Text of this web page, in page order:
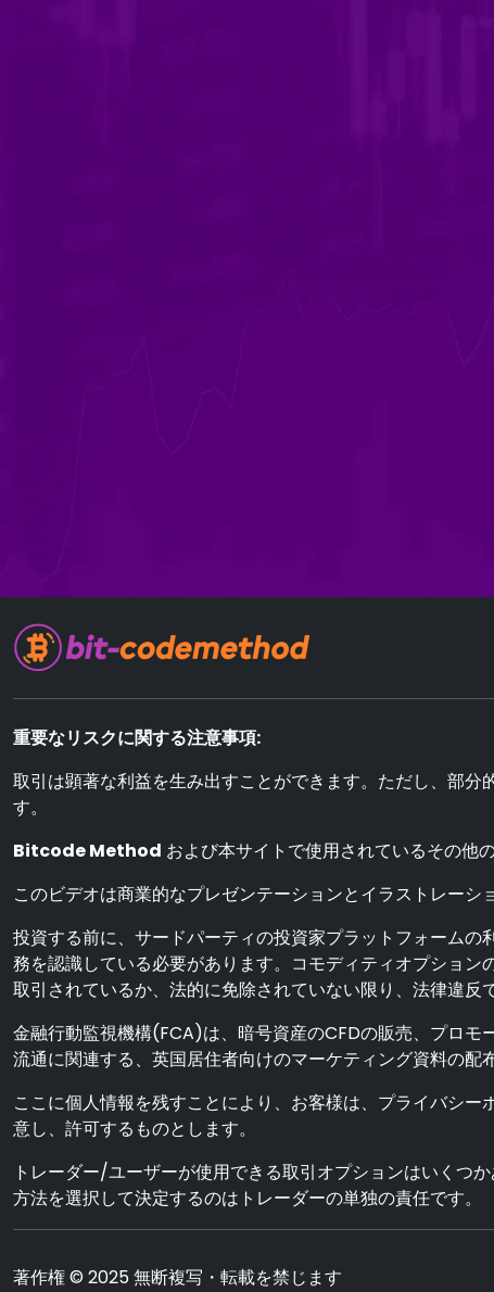
重要なリスクに関する注意事項:
取引は顕著な利益を生み出すことができます。ただし、部
す。
Bitcode Method および本サイトで使用されているその他
このビデオは商業的なプレゼンテーションとイラストレーシ
投資する前に、サードパーティの投資家プラットフォーム
務を認識している必要があります。コモディティオプション
取引されているか、法的に免除されていない限り、法律違反で
金融行動監視機構(FCA)は、暗号資産のCFDの販売、プロ
流通に関連する、英国居住者向けのマーケティング資料の配
ここに個人情報を残すことにより、お客様は、プライバシ
意し、許可するものとします。
トレーダー/ユーザーが使用できる取引オプションはいくつ
方法を選択して決定するのはトレーダーの単独の責任です。
著作権 © 2025 無断複写・転載を禁じます